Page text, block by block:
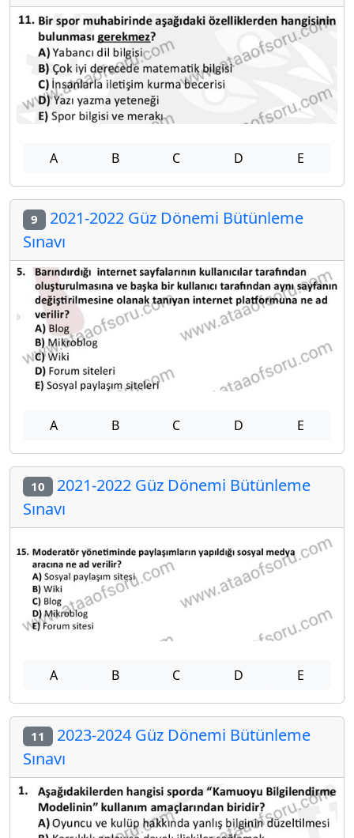
A B C D E
9 2021-2022 Güz Dönemi Bütünleme
Sınavı
A B C D E
10 2021-2022 Güz Dönemi Bütünleme
Sınavı
A B C D E
11 2023-2024 Güz Dönemi Bütünleme
Sınavı